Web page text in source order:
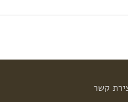
קשר